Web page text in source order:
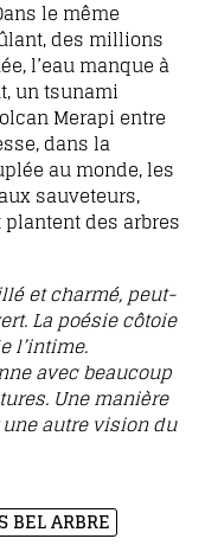
le même
des millions
l’eau manque à
un tsunami
Merapi entre
dans la
au monde, les
sauveteurs,
plantent des arbres
et charmé, peut-
La poésie côtoie
l’intime.
avec beaucoup
Une manière
autre vision du
ARBRE